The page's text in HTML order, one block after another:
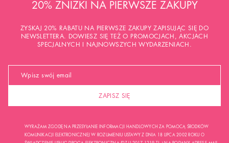
20% ZNIŻKI NA PIERWSZE ZAKUPY
ZYSKAJ 20% RABATU NA PIERWSZE ZAKUPY ZAPISUJĄC SIĘ DO
NEWSLETTERA. DOWIESZ SIĘ TEŻ O PROMOCJACH, AKCJACH
SPECJALNYCH I NAJNOWSZYCH WYDARZENIACH.
ZAPISZ SIĘ
WYRAŻAM ZGODĘ NA PRZESYŁANIE INFORMACJI HANDLOWYCH ZA POMOCĄ ŚRODKÓW
KOMUNIKACJI ELEKTRONICZNEJ W ROZUMIENIU USTAWY Z DNIA 18 LIPCA 2002 ROKU O